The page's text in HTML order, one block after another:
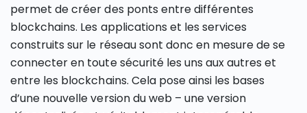
permet de créer des ponts entre différentes
blockchains. Les applications et les services
construits sur le réseau sont donc en mesure de se
connecter en toute sécurité les uns aux autres et
entre les blockchains. Cela pose ainsi les bases
d’une nouvelle version du web – une version